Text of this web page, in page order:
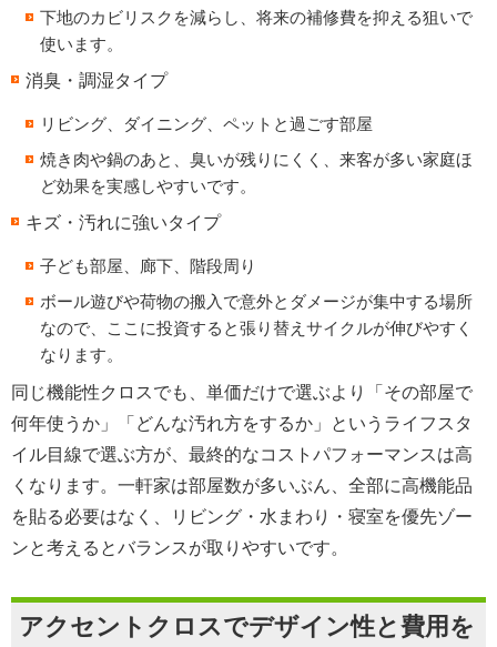
下地のカビリスクを減らし、将来の補修費を抑える狙いで
使います。
消臭・調湿タイプ
リビング、ダイニング、ペットと過ごす部屋
焼き肉や鍋のあと、臭いが残りにくく、来客が多い家庭ほ
ど効果を実感しやすいです。
キズ・汚れに強いタイプ
子ども部屋、廊下、階段周り
ボール遊びや荷物の搬入で意外とダメージが集中する場所
なので、ここに投資すると張り替えサイクルが伸びやすく
なります。
同じ機能性クロスでも、単価だけで選ぶより「その部屋で
何年使うか」「どんな汚れ方をするか」というライフスタ
イル目線で選ぶ方が、最終的なコストパフォーマンスは高
くなります。一軒家は部屋数が多いぶん、全部に高機能品
を貼る必要はなく、リビング・水まわり・寝室を優先ゾー
ンと考えるとバランスが取りやすいです。
アクセントクロスでデザイン性と費用を